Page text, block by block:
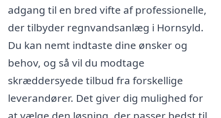
adgang til en bred vifte af professionelle,
der tilbyder regnvandsanlæg i Hornsyld.
Du kan nemt indtaste dine ønsker og
behov, og så vil du modtage
skræddersyede tilbud fra forskellige
leverandører. Det giver dig mulighed for